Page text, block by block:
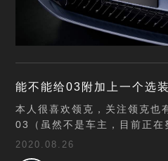
能不能给03附加上一个选
本人很喜欢领克，关注领克也
03（虽然不是车主，目前正在
改装车子，因为改完之后有些
2020.08.26